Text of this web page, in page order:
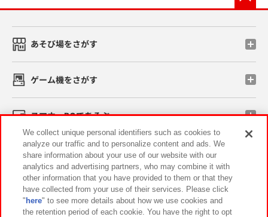
あそび場をさがす
ゲーム機をさがす
スマホ・PCであそぶ
イベント・キャンペーン
関連会社 サステナビリティ サイトポリシー
We collect unique personal identifiers such as cookies to
analyze our traffic and to personalize content and ads. We
share information about your use of our website with our
analytics and advertising partners, who may combine it with
other information that you have provided to them or that they
have collected from your use of their services. Please click
" here" to see more details about how we use cookies and
the retention period of each cookie. You have the right to opt